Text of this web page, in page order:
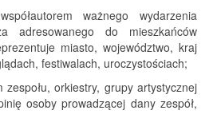
ważnego wydarzenia
adresowanego do mieszkańców
miasto, województwo, kraj
festiwalach, uroczystościach;
orkiestry, grupy artystycznej
osoby prowadzącej dany zespół,